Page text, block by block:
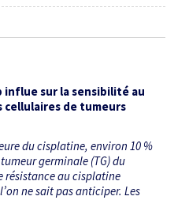
influe sur la sensibilité au
cellulaires de tumeurs
du cisplatine, environ 10 %
germinale (TG) du
résistance au cisplatine
ne sait pas anticiper. Les